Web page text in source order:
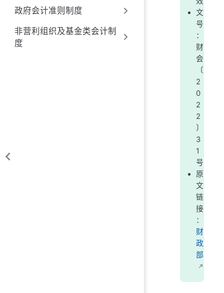
政府会计准则制度
非营利组织及基金类会计制
度
文
号
：
财
会
〔
2
0
2
2
〕
3
1
号
原
文
链
接
：
财
政
部